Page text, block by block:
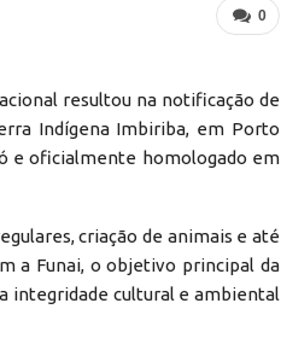
0
resultou na notificação de
Indígena Imbiriba, em Porto
e oficialmente homologado em
criação de animais e até
a Funai, o objetivo principal da
integridade cultural e ambiental